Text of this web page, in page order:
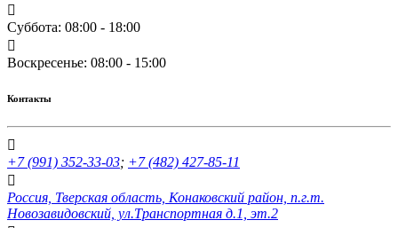
Суббота: 08:00 - 18:00
Воскресенье: 08:00 - 15:00
Контакты
+7 (991) 352-33-03; +7 (482) 427-85-11
Россия, Тверская область, Конаковский район, п.г.т.
Новозавидовский, ул.Транспортная д.1, эт.2